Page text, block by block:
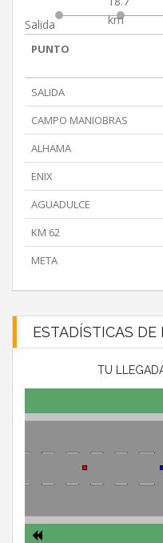
Salida
km
PUNTO
SALIDA
CAMPO MANIOBRAS
ALHAMA
ENIX
AGUADULCE
KM 62
META
ESTADÍSTICAS DE
TU